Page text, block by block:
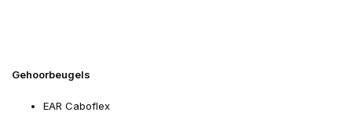
Gehoorbeugels
EAR Caboflex